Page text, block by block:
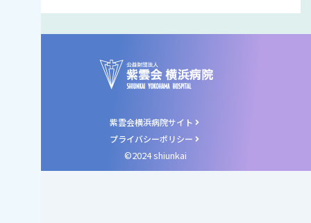
紫雲会横浜病院サイト
プライバシーポリシー
©2024 shiunkai